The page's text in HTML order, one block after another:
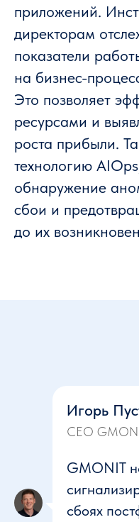
приложений.
директорам
показатели
на бизнес-
Это позволяет
ресурсами и
роста прибыли.
технологию
обнаружение
сбои и
до их
Игорь
CEO
GMONIT
сбоях